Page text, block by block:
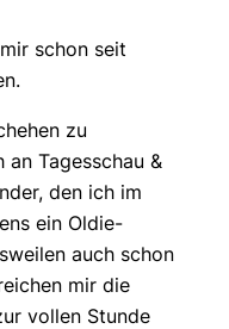
schon seit
zu
Tagesschau &
den ich im
ein Oldie-
auch schon
mir die
vollen Stunde